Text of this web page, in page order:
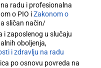
radu i profesionalna
o PIO iZakonom o
sličan način/
i zaposlenog u slučaju
oboljenja,
i zdravlju na radu
po osnovu povreda na